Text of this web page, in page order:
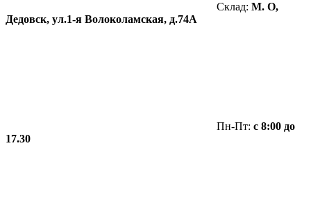
Склад: М. О,
Дедовск, ул.1-я Волоколамская, д.74А
Пн-Пт: с 8:00 до
17.30